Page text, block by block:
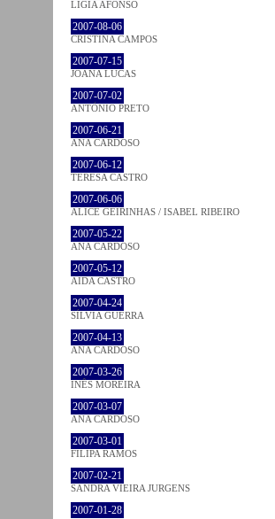
LÍGIA AFONSO
2007-08-06
CRISTINA CAMPOS
2007-07-15
JOANA LUCAS
2007-07-02
ANTÓNIO PRETO
2007-06-21
ANA CARDOSO
2007-06-12
TERESA CASTRO
2007-06-06
ALICE GEIRINHAS / ISABEL RIBEIRO
2007-05-22
ANA CARDOSO
2007-05-12
AIDA CASTRO
2007-04-24
SÍLVIA GUERRA
2007-04-13
ANA CARDOSO
2007-03-26
INÊS MOREIRA
2007-03-07
ANA CARDOSO
2007-03-01
FILIPA RAMOS
2007-02-21
SANDRA VIEIRA JURGENS
2007-01-28